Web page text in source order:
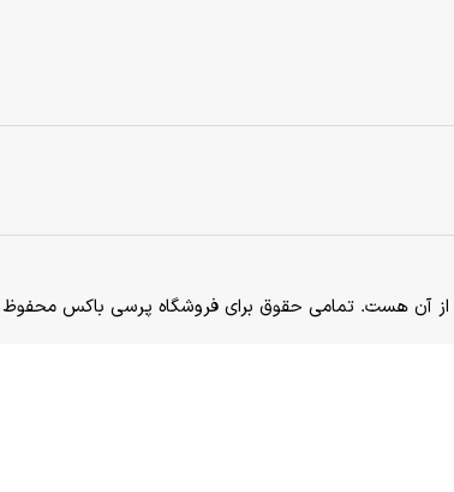
از آن هست. تمامی حقوق برای فروشگاه پرسی باکس محفوظ است.